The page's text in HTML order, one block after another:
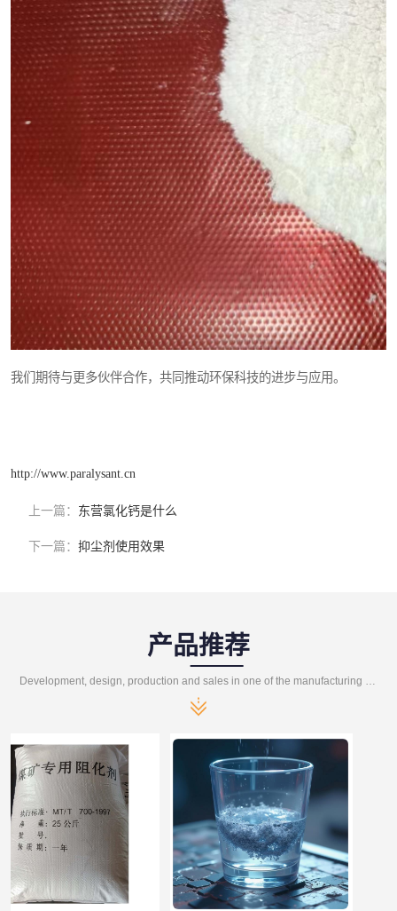
我们期待与更多伙伴合作，共同推动环保科技的进步与应用。
http://www.paralysant.cn
上一篇： 东营氯化钙是什么
下一篇： 抑尘剂使用效果
产品推荐
Development, design, production and sales in one of the manufacturing enterprises